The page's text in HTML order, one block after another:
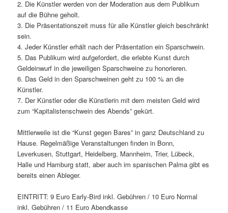
2. Die Künstler werden von der Moderation aus dem Publikum
auf die Bühne geholt.
3. Die Präsentationszeit muss für alle Künstler gleich beschränkt
sein.
4. Jeder Künstler erhält nach der Präsentation ein Sparschwein.
5. Das Publikum wird aufgefordert, die erlebte Kunst durch
Geldeinwurf in die jeweiligen Sparschweine zu honorieren.
6. Das Geld in den Sparschweinen geht zu 100 % an die
Künstler.
7. Der Künstler oder die Künstlerin mit dem meisten Geld wird
zum “Kapitalistenschwein des Abends” gekürt.
Mittlerweile ist die “Kunst gegen Bares” in ganz Deutschland zu
Hause. Regelmäßige Veranstaltungen finden in Bonn,
Leverkusen, Stuttgart, Heidelberg, Mannheim, Trier, Lübeck,
Halle und Hamburg statt, aber auch im spanischen Palma gibt es
bereits einen Ableger.
EINTRITT: 9 Euro Early-Bird inkl. Gebühren / 10 Euro Normal
inkl. Gebühren / 11 Euro Abendkasse